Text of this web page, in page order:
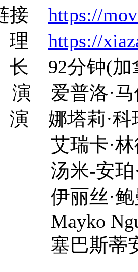
接 https://
https://
92分钟(加
爱普洛·马
娜塔莉·科
·林德
珀·皮里
·鲍曼
蒂安·皮